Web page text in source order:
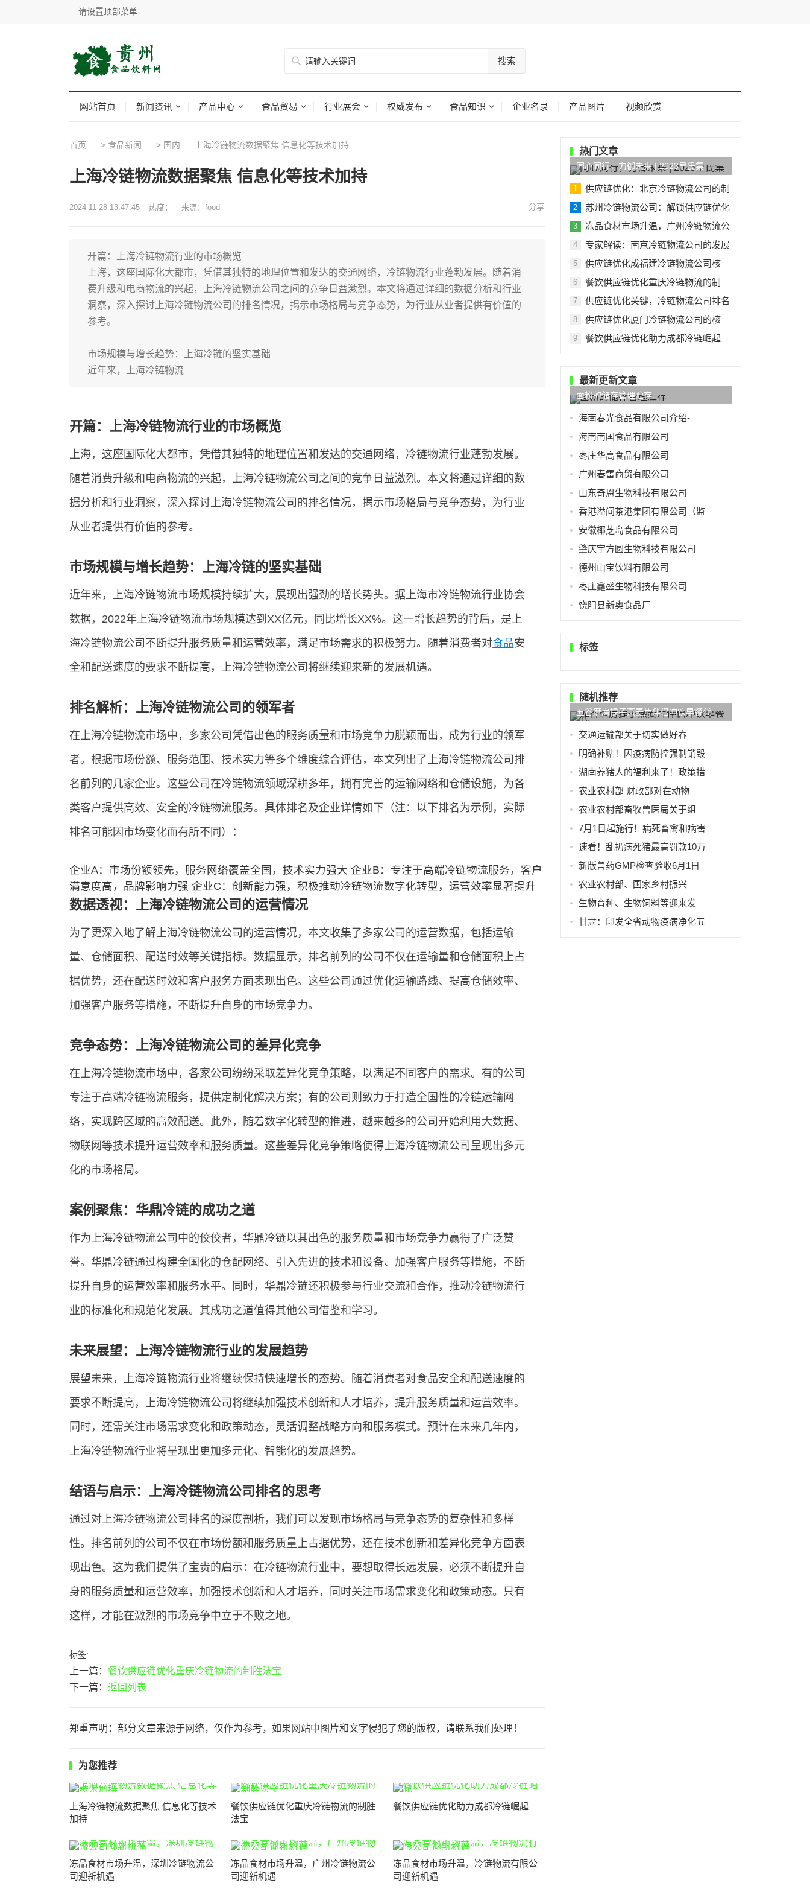
请设置顶部菜单
搜索
网站首页 新闻资讯 产品中心 食品贸易 行业展会 权威发布 食品知识 企业名录 产品图片 视频欣赏
首页 > 食品新闻 > 国内 上海冷链物流数据聚焦 信息化等技术加持
上海冷链物流数据聚焦 信息化等技术加持
2024-11-28 13:47:45 热度： 来源：food
开篇：上海冷链物流行业的市场概览
上海，这座国际化大都市，凭借其独特的地理位置和发达的交通网络，冷链物流行业蓬勃发展。随着消
费升级和电商物流的兴起，上海冷链物流公司之间的竞争日益激烈。本文将通过详细的数据分析和行业
洞察，深入探讨上海冷链物流公司的排名情况，揭示市场格局与竞争态势，为行业从业者提供有价值的
参考。
市场规模与增长趋势：上海冷链的坚实基础
近年来，上海冷链物流
开篇：上海冷链物流行业的市场概览
上海，这座国际化大都市，凭借其独特的地理位置和发达的交通网络，冷链物流行业蓬勃发展。
随着消费升级和电商物流的兴起，上海冷链物流公司之间的竞争日益激烈。本文将通过详细的数
据分析和行业洞察，深入探讨上海冷链物流公司的排名情况，揭示市场格局与竞争态势，为行业
从业者提供有价值的参考。
市场规模与增长趋势：上海冷链的坚实基础
近年来，上海冷链物流市场规模持续扩大，展现出强劲的增长势头。据上海市冷链物流行业协会
数据，2022年上海冷链物流市场规模达到XX亿元，同比增长XX%。这一增长趋势的背后，是上
海冷链物流公司不断提升服务质量和运营效率，满足市场需求的积极努力。随着消费者对食品安
全和配送速度的要求不断提高，上海冷链物流公司将继续迎来新的发展机遇。
排名解析：上海冷链物流公司的领军者
在上海冷链物流市场中，多家公司凭借出色的服务质量和市场竞争力脱颖而出，成为行业的领军
者。根据市场份额、服务范围、技术实力等多个维度综合评估，本文列出了上海冷链物流公司排
名前列的几家企业。这些公司在冷链物流领域深耕多年，拥有完善的运输网络和仓储设施，为各
类客户提供高效、安全的冷链物流服务。具体排名及企业详情如下（注：以下排名为示例，实际
排名可能因市场变化而有所不同）：
企业A：市场份额领先，服务网络覆盖全国，技术实力强大 企业B：专注于高端冷链物流服务，客户
满意度高，品牌影响力强 企业C：创新能力强，积极推动冷链物流数字化转型，运营效率显著提升
数据透视：上海冷链物流公司的运营情况
为了更深入地了解上海冷链物流公司的运营情况，本文收集了多家公司的运营数据，包括运输
量、仓储面积、配送时效等关键指标。数据显示，排名前列的公司不仅在运输量和仓储面积上占
据优势，还在配送时效和客户服务方面表现出色。这些公司通过优化运输路线、提高仓储效率、
加强客户服务等措施，不断提升自身的市场竞争力。
竞争态势：上海冷链物流公司的差异化竞争
在上海冷链物流市场中，各家公司纷纷采取差异化竞争策略，以满足不同客户的需求。有的公司
专注于高端冷链物流服务，提供定制化解决方案；有的公司则致力于打造全国性的冷链运输网
络，实现跨区域的高效配送。此外，随着数字化转型的推进，越来越多的公司开始利用大数据、
物联网等技术提升运营效率和服务质量。这些差异化竞争策略使得上海冷链物流公司呈现出多元
化的市场格局。
案例聚焦：华鼎冷链的成功之道
作为上海冷链物流公司中的佼佼者，华鼎冷链以其出色的服务质量和市场竞争力赢得了广泛赞
誉。华鼎冷链通过构建全国化的仓配网络、引入先进的技术和设备、加强客户服务等措施，不断
提升自身的运营效率和服务水平。同时，华鼎冷链还积极参与行业交流和合作，推动冷链物流行
业的标准化和规范化发展。其成功之道值得其他公司借鉴和学习。
未来展望：上海冷链物流行业的发展趋势
展望未来，上海冷链物流行业将继续保持快速增长的态势。随着消费者对食品安全和配送速度的
要求不断提高，上海冷链物流公司将继续加强技术创新和人才培养，提升服务质量和运营效率。
同时，还需关注市场需求变化和政策动态，灵活调整战略方向和服务模式。预计在未来几年内，
上海冷链物流行业将呈现出更加多元化、智能化的发展趋势。
结语与启示：上海冷链物流公司排名的思考
通过对上海冷链物流公司排名的深度剖析，我们可以发现市场格局与竞争态势的复杂性和多样
性。排名前列的公司不仅在市场份额和服务质量上占据优势，还在技术创新和差异化竞争方面表
现出色。这为我们提供了宝贵的启示：在冷链物流行业中，要想取得长远发展，必须不断提升自
身的服务质量和运营效率，加强技术创新和人才培养，同时关注市场需求变化和政策动态。只有
这样，才能在激烈的市场竞争中立于不败之地。
标签:
上一篇： 餐饮供应链优化重庆冷链物流的制胜法宝
下一篇： 返回列表
郑重声明：部分文章来源于网络，仅作为参考，如果网站中图片和文字侵犯了您的版权，请联系我们处理！
为您推荐
上海冷链物流数据聚焦 信息化等技术
加持
餐饮供应链优化重庆冷链物流的制胜
法宝
餐饮供应链优化助力成都冷链崛起
冻品食材市场升温，深圳冷链物流公
司迎新机遇
冻品食材市场升温，广州冷链物流公
司迎新机遇
冻品食材市场升温，冷链物流有限公
司迎新机遇
热门文章
同心同行，力御未来 | 2023皇氏集
1 供应链优化：北京冷链物流公司的制
2 苏州冷链物流公司：解锁供应链优化
3 冻品食材市场升温，广州冷链物流公
4 专家解读：南京冷链物流公司的发展
5 供应链优化成福建冷链物流公司核
6 餐饮供应链优化重庆冷链物流的制
7 供应链优化关键，冷链物流公司排名
8 供应链优化厦门冷链物流公司的核
9 餐饮供应链优化助力成都冷链崛起
最新更新文章
面粉的储存管理贮存
海南春光食品有限公司介绍-
海南南国食品有限公司
枣庄华高食品有限公司
广州春雷商贸有限公司
山东奇恩生物科技有限公司
香港溢间茶港集团有限公司（监
安徽椰芝岛食品有限公司
肇庆宇方圆生物科技有限公司
德州山宝饮料有限公司
枣庄鑫盛生物科技有限公司
饶阳县新奥食品厂
标签
随机推荐
五谷磨房提子燕麦片伴侣冲饮早餐代
交通运输部关于切实做好春
明确补贴！因疫病防控强制销毁
湖南养猪人的福利来了！政策措
农业农村部 财政部对在动物
农业农村部畜牧兽医局关于组
7月1日起施行！病死畜禽和病害
速看！乱扔病死猪最高罚款10万
新版兽药GMP检查验收6月1日
农业农村部、国家乡村振兴
生物育种、生物饲料等迎来发
甘肃：印发全省动物疫病净化五